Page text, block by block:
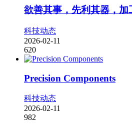
欲善其事，先利其器，加
科技动态
2026-02-11
620
Precision Components
科技动态
2026-02-11
982